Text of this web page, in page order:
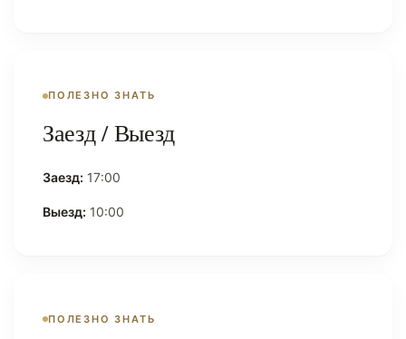
ПОЛЕЗНО ЗНАТЬ
Заезд / Выезд
Заезд: 17:00
Выезд: 10:00
ПОЛЕЗНО ЗНАТЬ